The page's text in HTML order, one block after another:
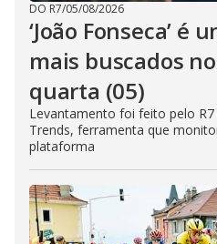
DO R7/05/08/2026
‘João Fonseca’ é
mais buscados
quarta (05)
Levantamento foi feito pelo
Trends, ferramenta que
plataforma